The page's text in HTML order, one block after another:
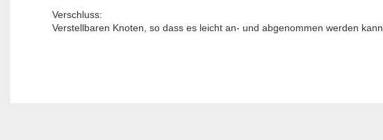
Verschluss:
Verstellbaren Knoten, so dass es leicht an- und abgenommen werden kann.